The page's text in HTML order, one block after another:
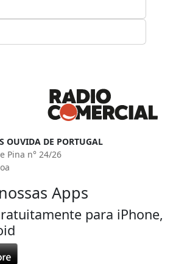
OUVIDA DE PORTUGAL
Pina n° 24/26
Apps
para iPhone,